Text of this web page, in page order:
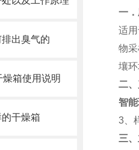
出臭气的
箱使用说明
干燥箱
一
适
物
壤
二、
智
3、
三、